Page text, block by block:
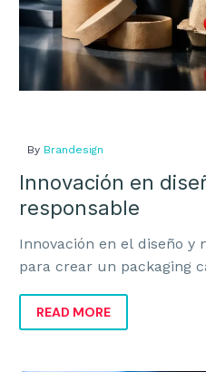
By Brandesign
Innovación en
responsable
Innovación en el diseño y
para crear un packaging
READ MORE